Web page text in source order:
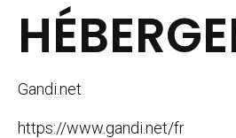
Gandi.net
https://www.gandi.net/fr